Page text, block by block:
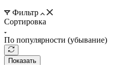
Фильтр
Сортировка
По популярности (убывание)
Показать